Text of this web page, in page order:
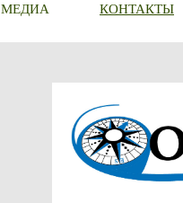
МЕДИА КОНТАКТЫ